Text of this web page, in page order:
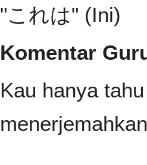
"これは" (Ini)
Komentar
Kau hanya